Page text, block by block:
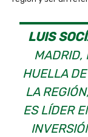
LUIS
MADRID,
HUELLA
LA
ES LÍDER